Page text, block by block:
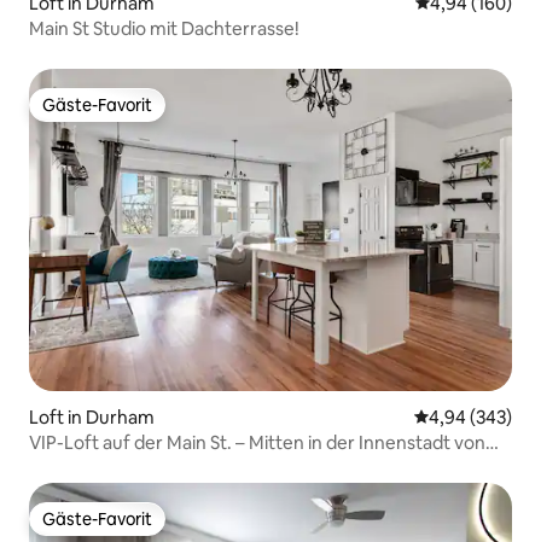
Main St Studio mit Dachterrasse!
Gäste-Favorit
Gäste-Favorit
Loft in Durham
4,94 (343)
VIP-Loft auf der Main St. – Mitten in der Innenstadt von
Gäste-Favorit
Gäste-Favorit